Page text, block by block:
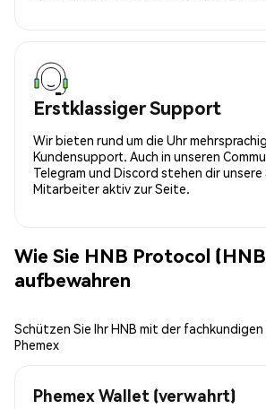
Erstklassiger Support
Wir bieten rund um die Uhr
Kundensupport. Auch in unseren
Telegram und Discord stehen dir
Mitarbeiter aktiv zur Seite.
Wie Sie HNB Protocol
aufbewahren
Schützen Sie Ihr HNB mit der
Phemex
Phemex Wallet (verwahrt)